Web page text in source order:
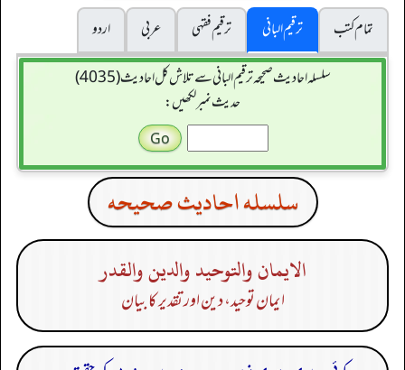
تمام کتب
ترقیم البانی ترقيم فقہی عربی
اردو
سلسله احاديث صحيحه ترقیم البانی سے تلاش کل احادیث (4035)
حدیث نمبر لکھیں:
سلسله احاديث صحيحه
الايمان والتوحيد والدين والقدر
ایمان توحید، دین اور تقدیر کا بیان